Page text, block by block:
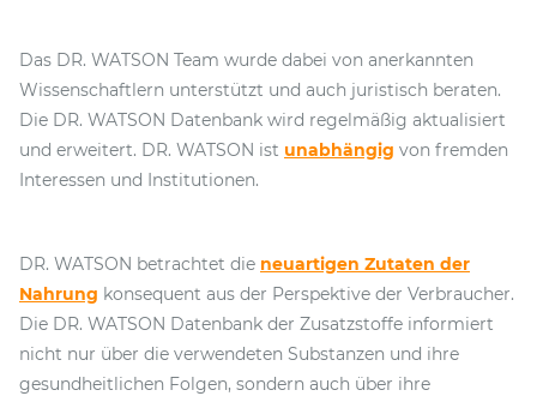
Das DR. WATSON Team wurde dabei von anerkannten
Wissenschaftlern unterstützt und auch juristisch beraten.
Die DR. WATSON Datenbank wird regelmäßig aktualisiert
und erweitert. DR. WATSON ist unabhängig von fremden
Interessen und Institutionen.
DR. WATSON betrachtet die neuartigen Zutaten der
Nahrung konsequent aus der Perspektive der Verbraucher.
Die DR. WATSON Datenbank der Zusatzstoffe informiert
nicht nur über die verwendeten Substanzen und ihre
gesundheitlichen Folgen, sondern auch über ihre